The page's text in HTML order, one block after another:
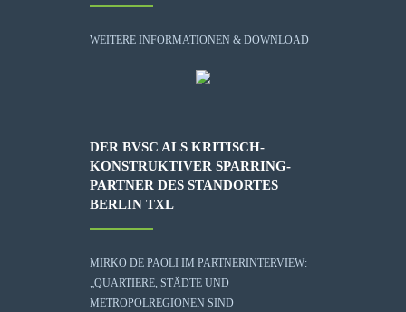
WEITERE INFORMATIONEN & DOWNLOAD
DER BVSC ALS KRITISCH-
KONSTRUKTIVER SPARRING-
PARTNER DES STANDORTES
BERLIN TXL
MIRKO DE PAOLI IM PARTNERINTERVIEW:
„QUARTIERE, STÄDTE UND
METROPOLREGIONEN SIND